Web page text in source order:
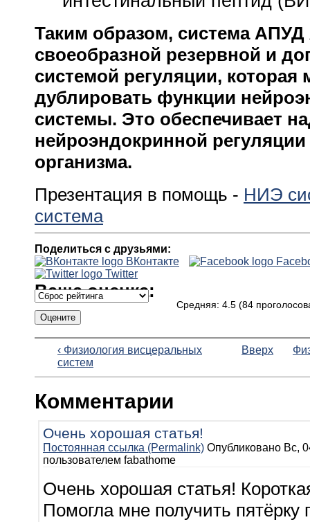
Таким образом, система АПУД
своеобразной резервной и
системой регуляции, которая
дублировать функции
системы. Это обеспечивает
нейроэндокринной
организма.
Презентация в помощь - НИЭ
система
Поделиться с друзьями:
ВКонтакте
Twitter
Ваша оценка:
Средняя: 4.5 (84
‹ Физиология висцеральных
систем
Вверх
Комментарии
Очень хорошая статья!
Постоянная ссылка (Permalink) Опубликовано Вс,
пользователем fabathome
Очень хорошая статья!
Помогла мне получить пятёрку